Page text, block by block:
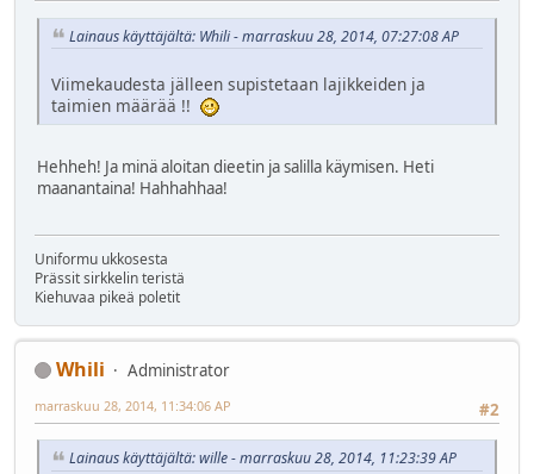
Lainaus käyttäjältä: Whili - marraskuu 28, 2014, 07:27:08 AP
Viimekaudesta jälleen supistetaan lajikkeiden ja
taimien määrää !!
Hehheh! Ja minä aloitan dieetin ja salilla käymisen. Heti
maanantaina! Hahhahhaa!
Uniformu ukkosesta
Prässit sirkkelin teristä
Kiehuvaa pikeä poletit
Whili
Administrator
#2
marraskuu 28, 2014, 11:34:06 AP
Lainaus käyttäjältä: wille - marraskuu 28, 2014, 11:23:39 AP